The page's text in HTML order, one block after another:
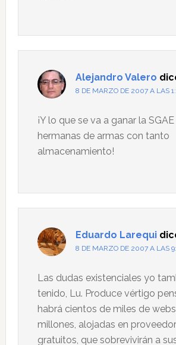
Alejandro Valero
8 DE MARZO DE 2007 A LAS
¡Y lo que se va a ganar la
hermanas de armas con tanto
almacenamiento!
Eduardo Larequi
8 DE MARZO DE 2007 A LAS
Las dudas existenciales yo
tenido, Lu. Produce vértigo
habrá cientos de miles de
millones, alojadas en
gratuitos, que sobrevivirán a